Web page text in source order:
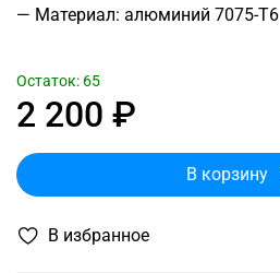
В избранное
— Материал: алюминий 7075-T6
2 200 ₽
Остаток: 65
В корзину